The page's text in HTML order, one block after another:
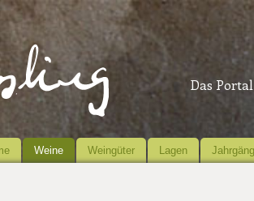
Das
Weine Weingüter Lagen